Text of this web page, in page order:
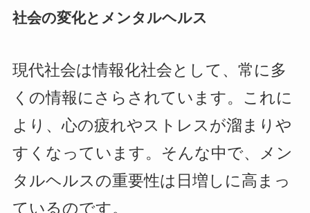
社会の変化とメンタルヘルス
現代社会は情報化社会として、常に多
くの情報にさらされています。これに
より、心の疲れやストレスが溜まりや
すくなっています。そんな中で、メン
タルヘルスの重要性は日増しに高まっ
ているのです。